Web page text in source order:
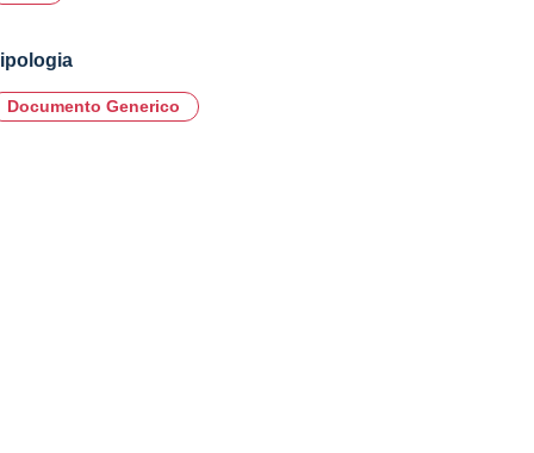
Documento Generico